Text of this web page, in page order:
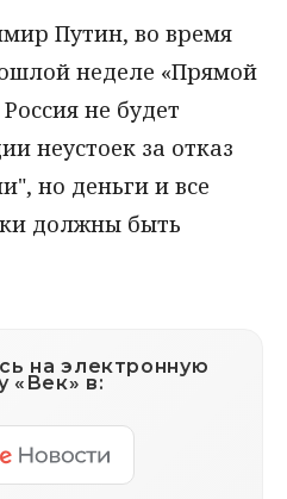
Путин, во время
неделе «Прямой
не будет
неустоек за отказ
но деньги и все
должны быть
на электронную
«Век» в: